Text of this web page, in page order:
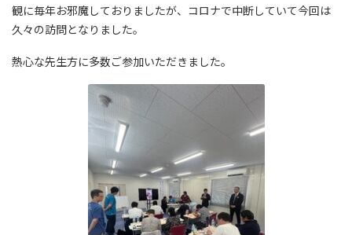
観に毎年お邪魔しておりましたが、コロナで中断していて今回は
久々の訪問となりました。
熱心な先生方に多数ご参加いただきました。